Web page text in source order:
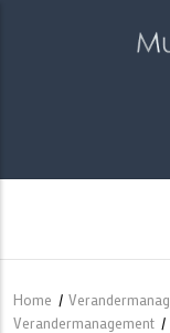
Kruimelpad
Home /
Verandermanagement /